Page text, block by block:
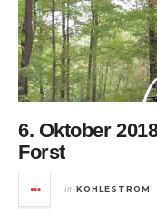
6. Oktober
Forst
in KOHLESTROM